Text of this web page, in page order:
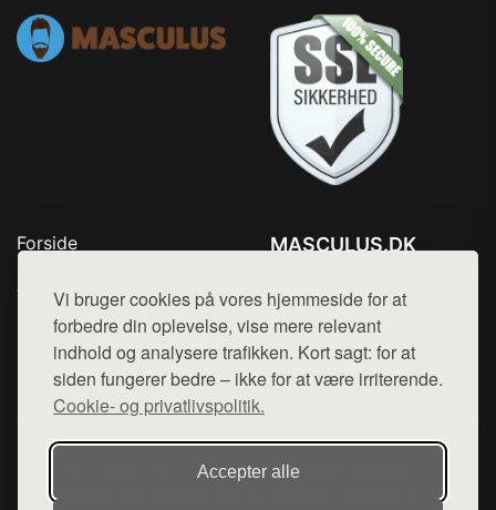
Vi bruger cookies på vores hjemmeside for at
forbedre din oplevelse, vise mere relevant
indhold og analysere trafikken. Kort sagt: for at
siden fungerer bedre – ikke for at være irriterende.
Cookie- og privatlivspolitik.
Accepter alle
Forside
Top Rabatter
Kontakt
MASCULUS.DK
Mail: hej@want.dk
Cookie- og privatlivspolitik
Denne side er en del af want.dk, der udgiver en række
hjemmesider med præsentation af forskellige produkter fra